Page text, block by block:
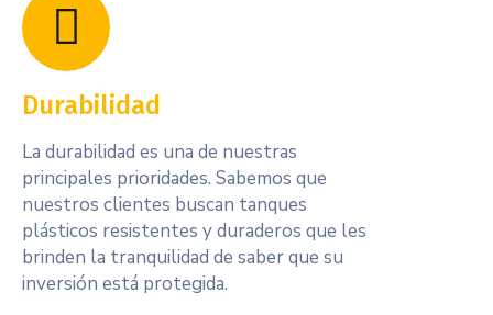
Durabilidad
La durabilidad es una de nuestras
principales prioridades. Sabemos que
nuestros clientes buscan tanques
plásticos resistentes y duraderos que les
brinden la tranquilidad de saber que su
inversión está protegida.